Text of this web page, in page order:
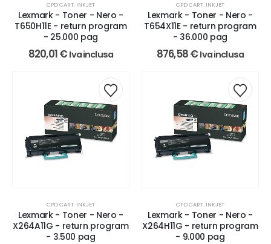
CPD CART. INKJET
Lexmark - Toner - Nero -
T650H11E - return program
- 25.000 pag
820,01€ Iva inclusa
CPD CART. INKJET
Lexmark - Toner - Nero -
T654X11E - return program
- 36.000 pag
876,58€ Iva inclusa
CPD CART. INKJET
Lexmark - Toner - Nero -
X264A11G - return program
- 3.500 pag
CPD CART. INKJET
Lexmark - Toner - Nero -
X264H11G - return program
- 9.000 pag